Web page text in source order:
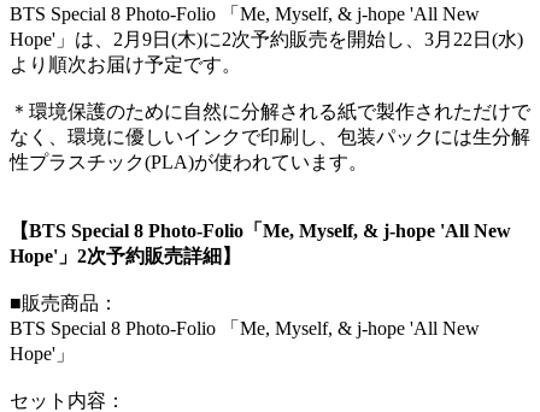
BTS Special 8 Photo-Folio 「Me, Myself, & j-hope 'All New
Hope'」は、2月9日(木)に2次予約販売を開始し、3月22日(水)
より順次お届け予定です。
＊環境保護のために自然に分解される紙で製作されただけで
なく、環境に優しいインクで印刷し、包装パックには生分解
性プラスチック(PLA)が使われています。
【BTS Special 8 Photo-Folio「Me, Myself, & j-hope 'All New
Hope'」2次予約販売詳細】
■販売商品：
BTS Special 8 Photo-Folio 「Me, Myself, & j-hope 'All New
Hope'」
セット内容：